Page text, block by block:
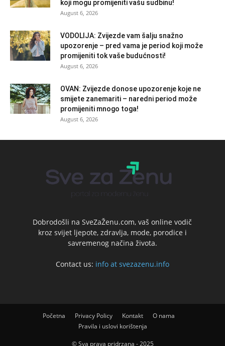
koji mogu promijeniti vašu sudbinu!
August 6, 2026
VODOLIJA: Zvijezde vam šalju snažno
upozorenje – pred vama je period koji može
promijeniti tok vaše budućnosti!
August 6, 2026
OVAN: Zvijezde donose upozorenje koje ne
smijete zanemariti – naredni period može
promijeniti mnogo toga!
August 6, 2026
Dobrodošli na SveZaŽenu.com, vaš online vodič
kroz svijet ljepote, zdravlja, mode, porodice i
savremenog načina života.
Contact us: info at svezazenu.info
Početna Privacy Policy Kontakt
O nama
Pravila i uslovi korištenja
© Sva prava pridrzana - 2025